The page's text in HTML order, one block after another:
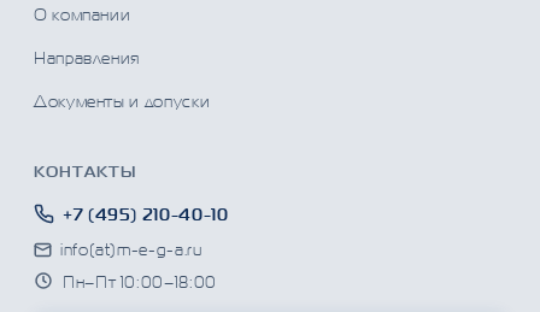
О компании
Направления
Документы и допуски
КОНТАКТЫ
+7 (495) 210-40-10
info(at)m-e-g-a.ru
Пн–Пт 10:00–18:00